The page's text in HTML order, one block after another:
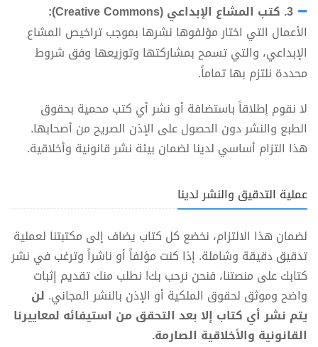
3. كتب المشاع الإبداعي (Creative Commons):
الأعمال التي اختار مؤلفوها نشرها بموجب تراخيص المشاع
الإبداعي، والتي تسمح بمشاركتها وتوزيعها وفق شروط
محددة نلتزم بها تماماً.
لا نقوم إطلاقاً باستضافة أو نشر أي كتب محمية بحقوق
الطبع والنشر دون الحصول على الإذن الصريح من أصحابها.
هذا التزام أساسي لدينا لضمان بيئة نشر قانونية وأخلاقية.
عملية التدقيق والنشر لدينا
لضمان هذا الالتزام، نخضع كل كتاب يضاف إلى مكتبتنا لعملية
تدقيق دقيقة وشاملة. إذا كنت مؤلفاً أو ناشراً وترغب في نشر
كتابك على منصتنا، فنحن نرحب بك! نطلب منك تقديم إثبات
واضح وموثق لحقوق الملكية أو الإذن بالنشر المجاني. لن
يتم نشر أي كتاب إلا بعد التحقق من استيفائه لمعاييرنا
القانونية والأخلاقية الصارمة.